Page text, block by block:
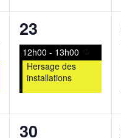
1
évènement,
23
12h00 - 13h00
Hersage des
installations
1
30